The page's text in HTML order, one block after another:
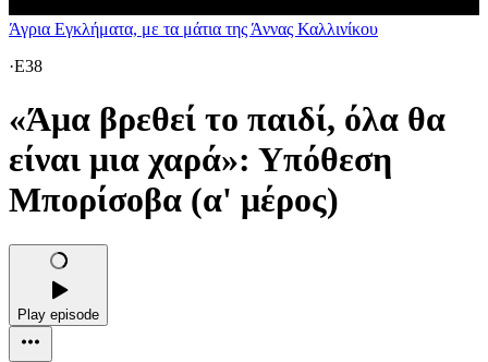
Άγρια Εγκλήματα, με τα μάτια της Άννας Καλλινίκου
·E38
«Άμα βρεθεί το παιδί, όλα θα
είναι μια χαρά»: Υπόθεση
Μπορίσοβα (α' μέρος)
Play episode